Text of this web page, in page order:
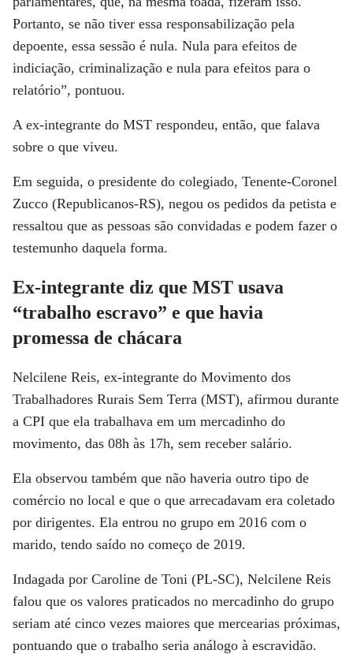
Portanto, se não tiver essa responsabilização pela
depoente, essa sessão é nula. Nula para efeitos de
indiciação, criminalização e nula para efeitos para o
relatório”, pontuou.
A ex-integrante do MST respondeu, então, que falava
sobre o que viveu.
Em seguida, o presidente do colegiado, Tenente-Coronel
Zucco (Republicanos-RS), negou os pedidos da petista e
ressaltou que as pessoas são convidadas e podem fazer o
testemunho daquela forma.
Ex-integrante diz que MST usava
“trabalho escravo” e que havia
promessa de chácara
Nelcilene Reis, ex-integrante do Movimento dos
Trabalhadores Rurais Sem Terra (MST), afirmou durante
a CPI que ela trabalhava em um mercadinho do
movimento, das 08h às 17h, sem receber salário.
Ela observou também que não haveria outro tipo de
comércio no local e que o que arrecadavam era coletado
por dirigentes. Ela entrou no grupo em 2016 com o
marido, tendo saído no começo de 2019.
Indagada por Caroline de Toni (PL-SC), Nelcilene Reis
falou que os valores praticados no mercadinho do grupo
seriam até cinco vezes maiores que mercearias próximas,
pontuando que o trabalho seria análogo à escravidão.